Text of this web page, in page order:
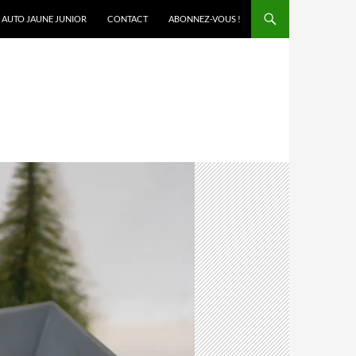
AUTO JAUNE JUNIOR CONTACT ABONNEZ-VOUS !